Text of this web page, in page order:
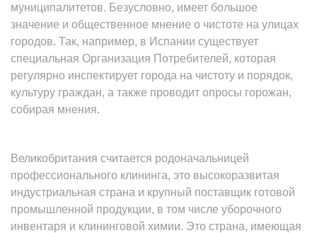
муниципалитетов. Безусловно, имеет большое
значение и общественное мнение о чистоте на улицах
городов. Так, например, в Испании существует
специальная Организация Потребителей, которая
регулярно инспектирует города на чистоту и порядок,
культуру граждан, а также проводит опросы горожан,
собирая мнения.
Великобритания считается родоначальницей
профессионального клининга, это высокоразвитая
индустриальная страна и крупный поставщик готовой
промышленной продукции, в том числе уборочного
инвентаря и клининговой химии. Это страна, имеющая